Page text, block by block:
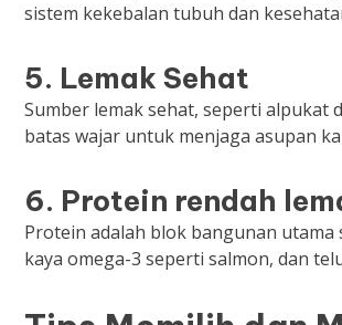
sistem kekebalan tubuh dan
5. Lemak Sehat
Sumber lemak sehat, seperti alpukat
batas wajar untuk menjaga asupan
6. Protein rendah
Protein adalah blok bangunan
kaya omega-3 seperti salmon, dan